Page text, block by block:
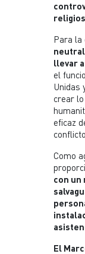
Para la
llevar
el
Unidas
crear
eficaz
Como
con un
El